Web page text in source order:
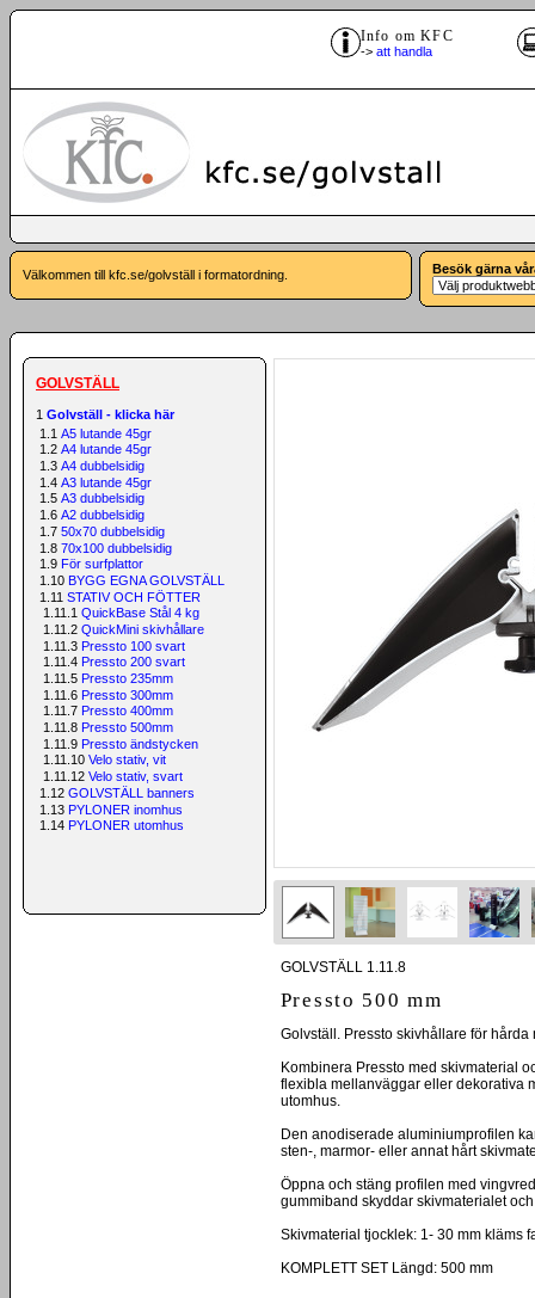
Info om KFC
-> att handla
Välkommen till kfc.se/golvställ i formatordning. Besök gärna
GOLVSTÄLL
1 Golvställ - klicka här
1.1 A5 lutande 45gr
1.2 A4 lutande 45gr
1.3 A4 dubbelsidig
1.4 A3 lutande 45gr
1.5 A3 dubbelsidig
1.6 A2 dubbelsidig
1.7 50x70 dubbelsidig
1.8 70x100 dubbelsidig
1.9 För surfplattor
1.10 BYGG EGNA GOLVSTÄLL
1.11 STATIV OCH FÖTTER
1.11.1 QuickBase Stål 4 kg
1.11.2 QuickMini skivhållare
1.11.3 Pressto 100 svart
1.11.4 Pressto 200 svart
1.11.5 Pressto 235mm
1.11.6 Pressto 300mm
1.11.7 Pressto 400mm
1.11.8 Pressto 500mm
1.11.9 Pressto ändstycken
1.11.10 Velo stativ, vit
1.11.12 Velo stativ, svart
1.12 GOLVSTÄLL banners
1.13 PYLONER inomhus
1.14 PYLONER utomhus
GOLVSTÄLL 1.11.8
Pressto 500 mm
Golvställ. Pressto skivhållare för hårda
Kombinera Pressto med skivmaterial
flexibla mellanväggar eller dekorativa
utomhus.
Den anodiserade aluminiumprofilen
sten-, marmor- eller annat hårt
Öppna och stäng profilen med
gummiband skyddar skivmaterialet
Skivmaterial tjocklek: 1- 30 mm kläms
KOMPLETT SET Längd: 500 mm